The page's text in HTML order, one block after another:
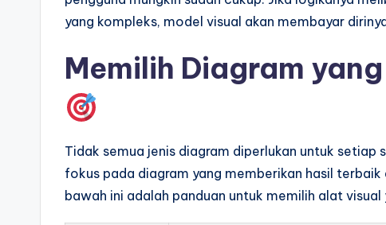
yang kompleks, model visual akan membayar
Memilih Diagram
Tidak semua jenis diagram diperlukan untuk
fokus pada diagram yang memberikan hasil
bawah ini adalah panduan untuk memilih alat